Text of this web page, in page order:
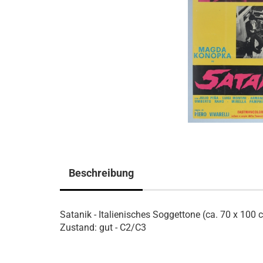
Beschreibung
Satanik - Italienisches Soggettone (ca. 70 x 100
Zustand: gut - C2/C3